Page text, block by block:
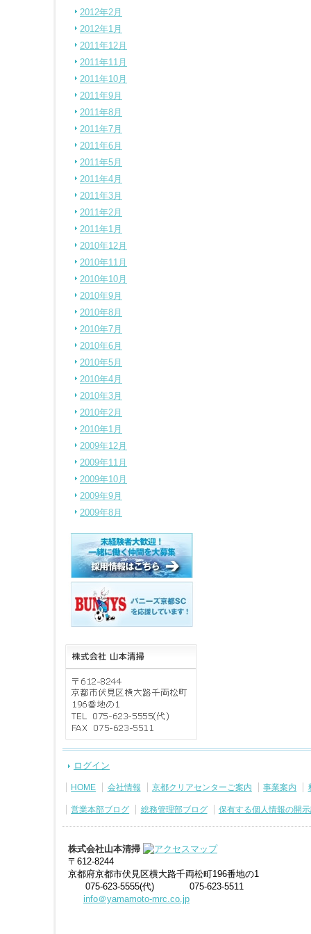
2012年2月
2012年1月
2011年12月
2011年11月
2011年10月
2011年9月
2011年8月
2011年7月
2011年6月
2011年5月
2011年4月
2011年3月
2011年2月
2011年1月
2010年12月
2010年11月
2010年10月
2010年9月
2010年8月
2010年7月
2010年6月
2010年5月
2010年4月
2010年3月
2010年2月
2010年1月
2009年12月
2009年11月
2009年10月
2009年9月
2009年8月
ログイン
HOME 会社情報 京都クリアセンターご案内 事業案内
営業本部ブログ 総務管理部ブログ 保有する個人情報の開
株式会社山本清掃
〒612-8244
京都府京都市伏見区横大路千両松町196番地の1
075-623-5555(代)
075-623-5511
info＠yamamoto-mrc.co.jp